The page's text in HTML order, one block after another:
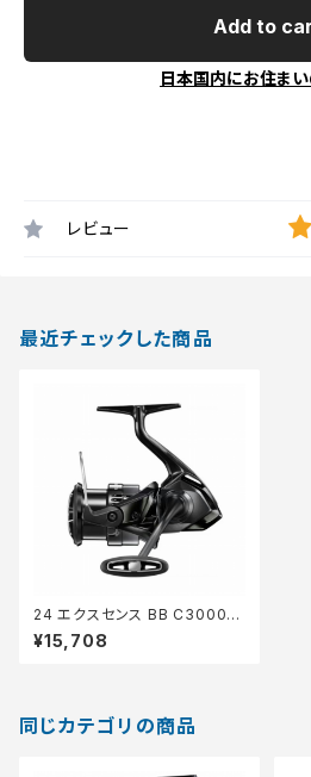
Add to
日本国内にお住ま
レビュー
最近チェックした商品
24 エクスセンス BB C3000M
HG
¥15,708
同じカテゴリの商品